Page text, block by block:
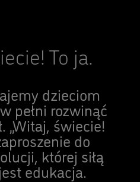
To ja.
dzieciom
pełni rozwinąć
„Witaj, świecie!
do
której siłą
edukacja.